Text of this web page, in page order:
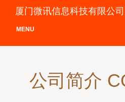
厦门微讯信息科技有限公司
MENU
公司简介